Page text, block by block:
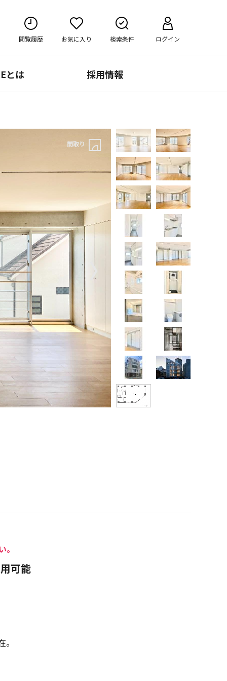
閲覧履歴 お気に入り 検索条件 ログイン
とは 採用情報
〉
間取り
可能